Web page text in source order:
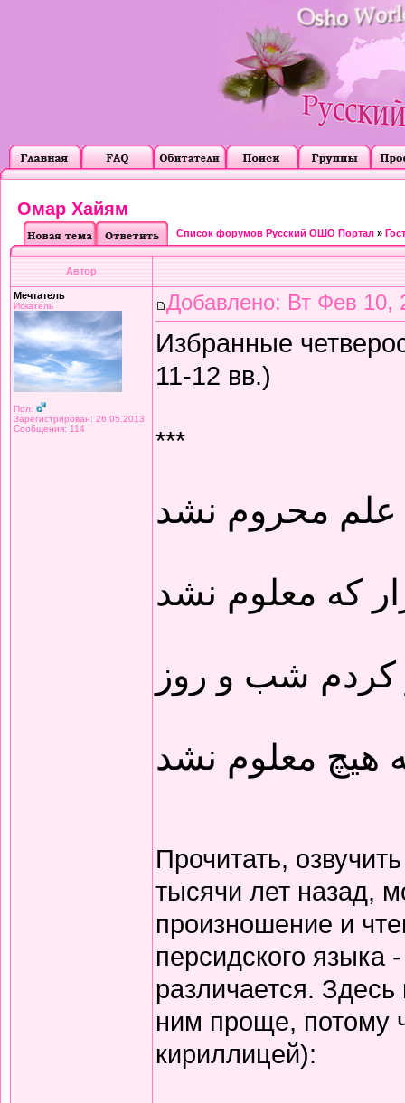
Омар Хайям
Список форумов Русский ОШО Портал »
Автор
Мечтатель
Искатель
Пол:
Зарегистрирован: 26.05.2013
Сообщения: 114
Добавлено: Вт Фев 10,
Избранные
11-12 вв.)
***
محروم نشد
که معلوم نشد
کردم شب و روز
هیچ معلوم نشد
Прочитать,
тысячи лет назад,
произношение и
персидского языка
различается.
ним проще, потому
кириллицей):